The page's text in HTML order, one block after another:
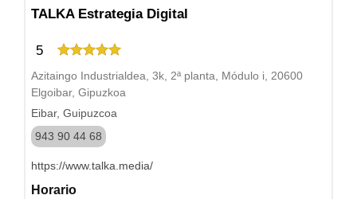
TALKA Estrategia Digital
5
Azitaingo Industrialdea, 3k, 2ª planta, Módulo i, 20600
Elgoibar, Gipuzkoa
Eibar, Guipuzcoa
943 90 44 68
https://www.talka.media/
Horario